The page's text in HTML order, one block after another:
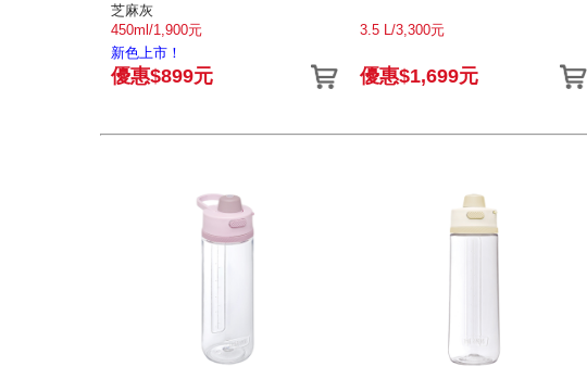
芝麻灰
450ml/1,900元
新色上市！
優惠$899元
3.5 L/3,300元
優惠$1,699元